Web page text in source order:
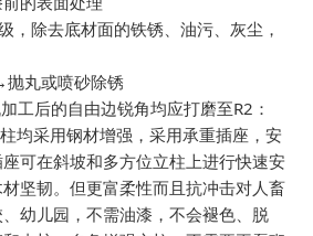
，除去底材面的铁锈、油污、灰尘，
丸或喷砂除锈
工后的自由边锐角均应打磨至R2：
均采用钢材增强，采用承重插座，安
可在斜坡和多方位立柱上进行快速安
坚韧。但更富柔性而且抗冲击对人畜
幼儿园，不需油漆，不会褪色、脱